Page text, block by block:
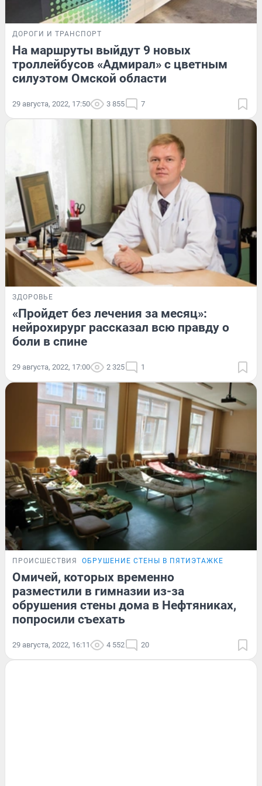
ДОРОГИ И ТРАНСПОРТ
На маршруты выйдут 9 новых
троллейбусов «Адмирал» с цветным
силуэтом Омской области
29 августа, 2022, 17:50 3 855 7
ЗДОРОВЬЕ
«Пройдет без лечения за месяц»:
нейрохирург рассказал всю правду о
боли в спине
29 августа, 2022, 17:00 2 325 1
ПРОИСШЕСТВИЯ ОБРУШЕНИЕ СТЕНЫ В ПЯТИЭТАЖКЕ
Омичей, которых временно
разместили в гимназии из-за
обрушения стены дома в Нефтяниках,
попросили съехать
29 августа, 2022, 16:11 4 552 20